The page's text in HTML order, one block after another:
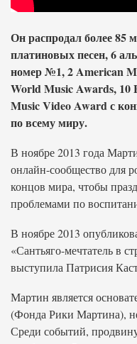
Он распродал более 85
платиновых песен, 6
номер №1, 2 American
World Music Awards,
Music Video Award с
по всему миру.
В ноябре 2013 года
онлайн-сообщество для
концов мира, чтобы
проблемами по
В ноябре 2013
«Сантьяго-мечтатель в
выступила Патрисия
Мартин является
(Фонда Рики Мартина),
Среди событий,